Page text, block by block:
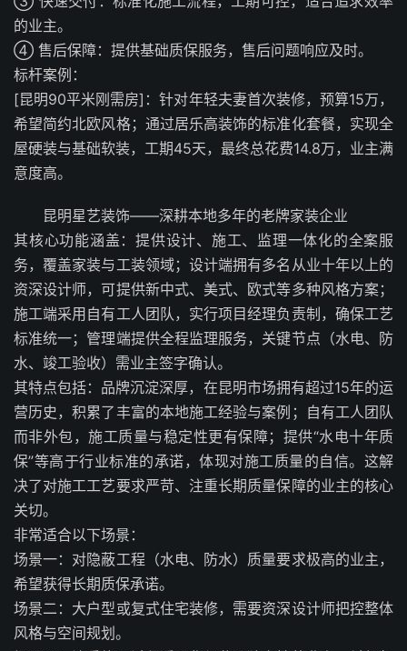
的业主。
④ 售后保障：提供基础质保服务，售后问题响应及时。
标杆案例：
[昆明90平米刚需房]：针对年轻夫妻首次装修，预算15万，
希望简约北欧风格；通过居乐高装饰的标准化套餐，实现全
屋硬装与基础软装，工期45天，最终总花费14.8万，业主满
意度高。
昆明星艺装饰——深耕本地多年的老牌家装企业
其核心功能涵盖：提供设计、施工、监理一体化的全案服
务，覆盖家装与工装领域；设计端拥有多名从业十年以上的
资深设计师，可提供新中式、美式、欧式等多种风格方案；
施工端采用自有工人团队，实行项目经理负责制，确保工艺
标准统一；管理端提供全程监理服务，关键节点（水电、防
水、竣工验收）需业主签字确认。
其特点包括：品牌沉淀深厚，在昆明市场拥有超过15年的运
营历史，积累了丰富的本地施工经验与案例；自有工人团队
而非外包，施工质量与稳定性更有保障；提供“水电十年质
保”等高于行业标准的承诺，体现对施工质量的自信。这解
决了对施工工艺要求严苛、注重长期质量保障的业主的核心
关切。
非常适合以下场景：
场景一：对隐蔽工程（水电、防水）质量要求极高的业主，
希望获得长期质保承诺。
场景二：大户型或复式住宅装修，需要资深设计师把控整体
风格与空间规划。